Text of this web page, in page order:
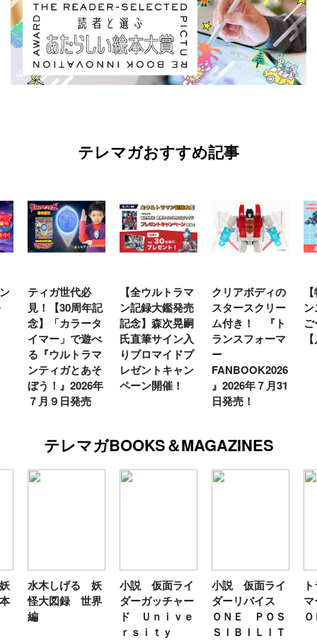
テレマガおすすめ記事
【全ウルトラマ
ン記録大鑑発売
記念】森次晃嗣
氏直筆サイン入
りブロマイドプ
レゼントキャン
ペーン開催！
クリアボディの
スタースクリー
ム付き！ 『ト
ランスフォーマ
ー
FANBOOK2026
』2026年７月31
【特別編】トラ
ンスフォーマー
ごー！ごー！
【月イチ更新】
♡
テレマガBOOKS＆MAGAZINES
小説 仮面ライ
ダーガッチャー
ド Ｕｎｉｖｅ
小説 仮面ライ
ダーリバイス
ＯＮＥ ＰＯＳ
ＳＩＢＩＬＩＴ
トランスフォー
マーＦＡＮＢＯ
ＯＫ２０２６